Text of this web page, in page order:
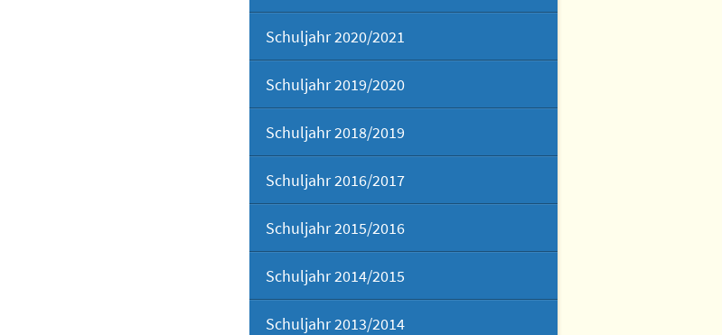
Schuljahr 2020/2021
Schuljahr 2019/2020
Schuljahr 2018/2019
Schuljahr 2016/2017
Schuljahr 2015/2016
Schuljahr 2014/2015
Schuljahr 2013/2014